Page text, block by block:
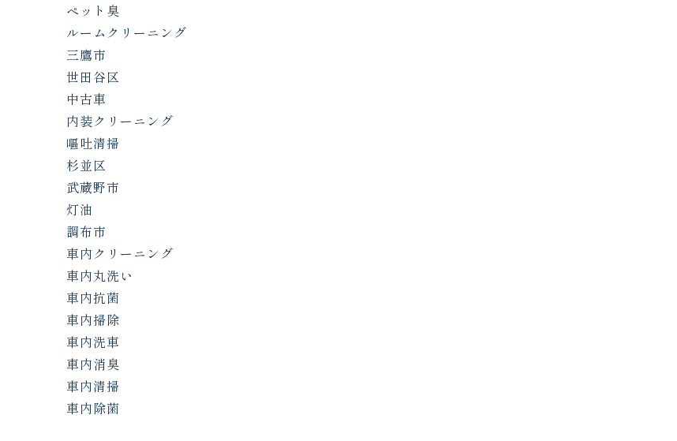
ペット臭
ルームクリーニング
三鷹市
世田谷区
中古車
内装クリーニング
嘔吐清掃
杉並区
武蔵野市
灯油
調布市
車内クリーニング
車内丸洗い
車内抗菌
車内掃除
車内洗車
車内消臭
車内清掃
車内除菌